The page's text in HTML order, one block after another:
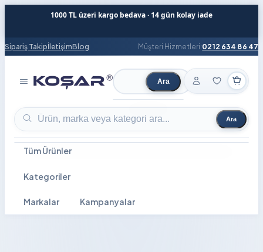
1000 TL üzeri kargo bedava · 14 gün kolay iade
Sipariş TakipİletişimBlog Müşteri Hizmetleri:0212 634 86 47
Ürün ara Ara
Ürün ara Ara
Tüm Ürünler
Kategoriler
Markalar Kampanyalar